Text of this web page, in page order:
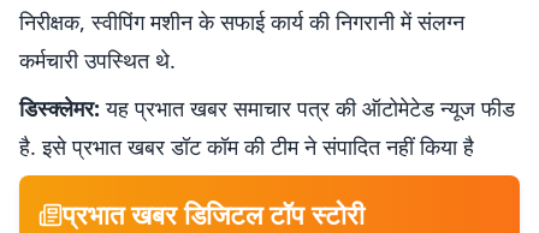
निरीक्षक, स्वीपिंग मशीन के सफाई कार्य की निगरानी में संलग्न
कर्मचारी उपस्थित थे.
डिस्क्लेमर: यह प्रभात खबर समाचार पत्र की ऑटोमेटेड न्यूज फीड
है. इसे प्रभात खबर डॉट कॉम की टीम ने संपादित नहीं किया है
प्रभात खबर डिजिटल टॉप स्टोरी